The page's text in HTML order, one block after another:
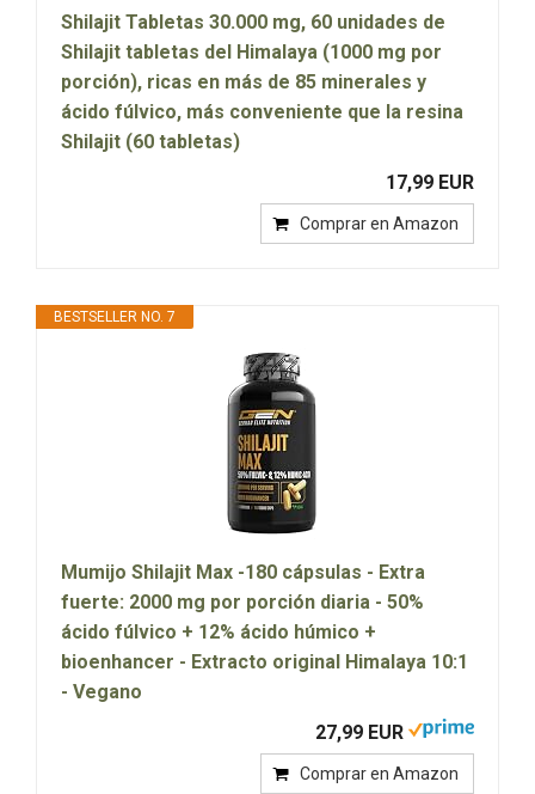
Shilajit Tabletas 30.000 mg, 60 unidades de
Shilajit tabletas del Himalaya (1000 mg por
porción), ricas en más de 85 minerales y
ácido fúlvico, más conveniente que la resina
Shilajit (60 tabletas)
17,99 EUR
Comprar en Amazon
BESTSELLER NO. 7
Mumijo Shilajit Max -180 cápsulas - Extra
fuerte: 2000 mg por porción diaria - 50%
ácido fúlvico + 12% ácido húmico +
bioenhancer - Extracto original Himalaya 10:1
- Vegano
27,99 EUR
Comprar en Amazon